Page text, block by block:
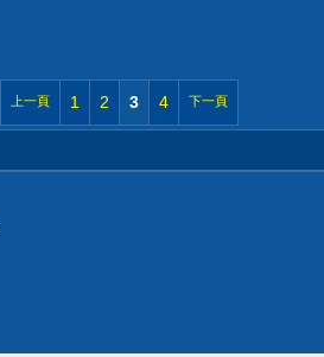
上一頁 1 2 3 4 下一頁